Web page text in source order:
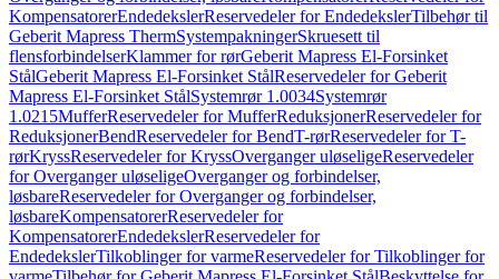
KompensatorerEndedekslerReservedeler for EndedekslerTilbehør til
Geberit Mapress ThermSystempakningerSkruesett til
flensforbindelserKlammer for rørGeberit Mapress El-Forsinket
StålGeberit Mapress El-Forsinket StålReservedeler for Geberit
Mapress El-Forsinket StålSystemrør 1.0034Systemrør
1.0215MufferReservedeler for MufferReduksjonerReservedeler for
ReduksjonerBendReservedeler for BendT-rørReservedeler for T-
rørKryssReservedeler for KryssOverganger uløseligeReservedeler
for Overganger uløseligeOverganger og forbindelser,
løsbareReservedeler for Overganger og forbindelser,
løsbareKompensatorerReservedeler for
KompensatorerEndedekslerReservedeler for
EndedekslerTilkoblinger for varmeReservedeler for Tilkoblinger for